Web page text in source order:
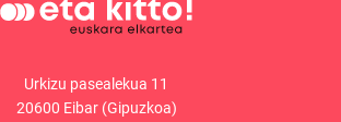
Urkizu pasealekua 11
20600 Eibar (Gipuzkoa)